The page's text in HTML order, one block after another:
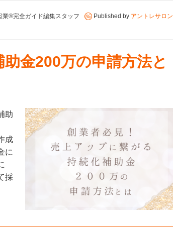
業®完全ガイド編集スタッフ Published by アントレサロン
金200万の申請方法と
助
成
に
採